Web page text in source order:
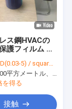
ス鋼HVACの
護フィルム ロ
5) / square meter
メートル、印刷を用いる10000平方メートル
を得る
接触